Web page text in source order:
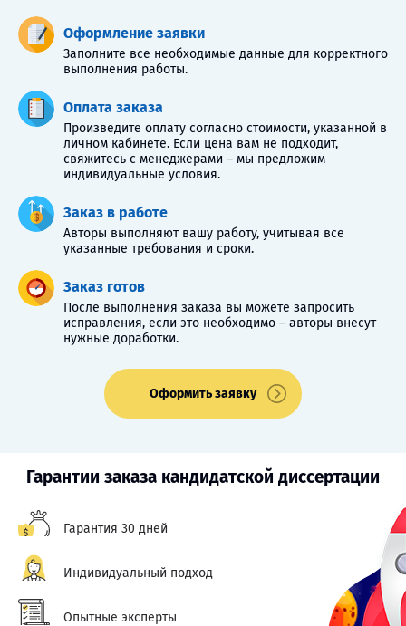
Оформление заявки
Заполните все необходимые данные для корректного
выполнения работы.
Оплата заказа
Произведите оплату согласно стоимости, указанной в
личном кабинете. Если цена вам не подходит,
свяжитесь с менеджерами – мы предложим
индивидуальные условия.
Заказ в работе
Авторы выполняют вашу работу, учитывая все
указанные требования и сроки.
Заказ готов
После выполнения заказа вы можете запросить
исправления, если это необходимо – авторы внесут
нужные доработки.
Оформить заявку
Гарантии заказа кандидатской диссертации
Гарантия 30 дней
Индивидуальный подход
Опытные эксперты